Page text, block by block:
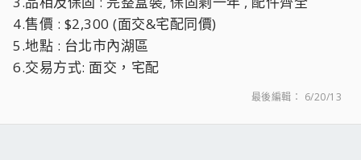
4.售價 : $2,300 (面交&宅配同價)
5.地點 : 台北市內湖區
6.交易方式: 面交，宅配
最後編輯： 6/20/13